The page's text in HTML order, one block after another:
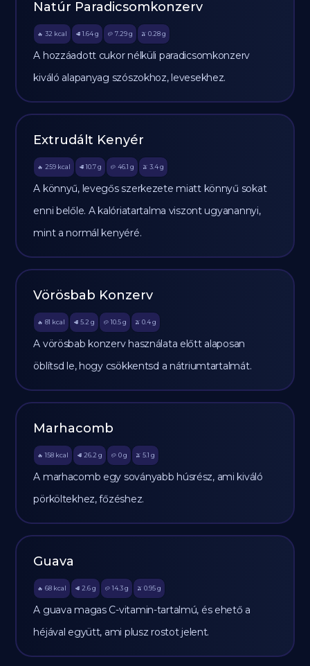
Natúr Paradicsomkonzerv
🔥 32 kcal 🥩 1.64 g 🥔 7.29g 🫒 0.28 g
A hozzáadott cukor nélküli paradicsomkonzerv
kiváló alapanyag szószokhoz, levesekhez.
Extrudált Kenyér
🔥 259 kcal 🥩 10.7 g 🥔 46.1 g 🫒 3.4 g
A könnyű, levegős szerkezete miatt könnyű sokat
enni belőle. A kalóriatartalma viszont ugyanannyi,
mint a normál kenyéré.
Vörösbab Konzerv
🔥 81 kcal 🥩 5.2 g 🥔 10.5g 🫒 0.4 g
A vörösbab konzerv használata előtt alaposan
öblítsd le, hogy csökkentsd a nátriumtartalmát.
Marhacomb
🔥 158 kcal 🥩 26.2 g 🥔 0g 🫒 5.1 g
A marhacomb egy soványabb húsrész, ami kiváló
pörköltekhez, főzéshez.
Guava
🔥 68 kcal 🥩 2.6 g 🥔 14.3g 🫒 0.95 g
A guava magas C-vitamin-tartalmú, és ehető a
héjával együtt, ami plusz rostot jelent.